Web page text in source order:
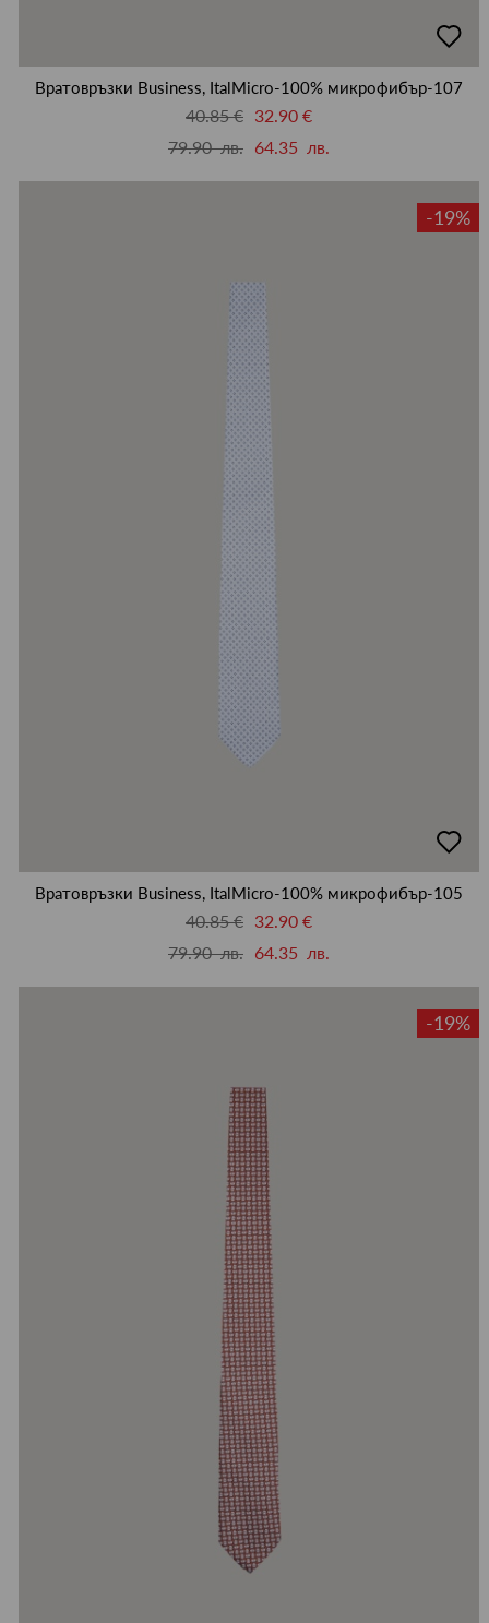
в
Вратовръзки Business, ItalMicro-100% микрофибър-107
40.85 € 32.90 €
79.90 лв. 64.35 лв.
-19%
в
Вратовръзки Business, ItalMicro-100% микрофибър-105
40.85 € 32.90 €
79.90 лв. 64.35 лв.
-19%